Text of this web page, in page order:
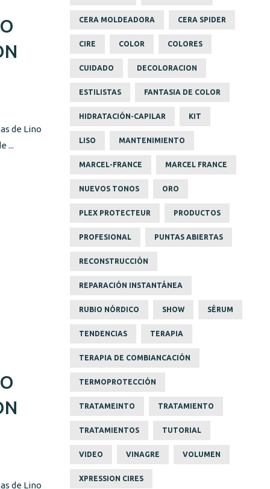
de Lino
...
de Lino
CERA MOLDEADORA CERA SPIDER
CIRE COLOR COLORES
CUIDADO DECOLORACION
ESTILISTAS FANTASIA DE COLOR
HIDRATACIÓN-CAPILAR KIT
LISO MANTENIMIENTO
MARCEL-FRANCE MARCEL FRANCE
NUEVOS TONOS ORO
PLEX PROTECTEUR PRODUCTOS
PROFESIONAL PUNTAS ABIERTAS
RECONSTRUCCIÓN
REPARACIÓN INSTANTÁNEA
RUBIO NÓRDICO SHOW SÉRUM
TENDENCIAS TERAPIA
TERAPIA DE COMBIANCACIÓN
TERMOPROTECCIÓN
TRATAMEINTO TRATAMIENTO
TRATAMIENTOS TUTORIAL
VIDEO VINAGRE VOLUMEN
XPRESSION CIRES